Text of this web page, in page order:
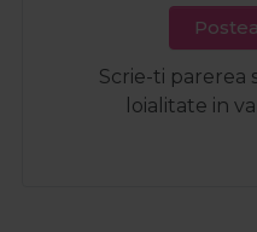
Scrie-ti parerea
loialitate in